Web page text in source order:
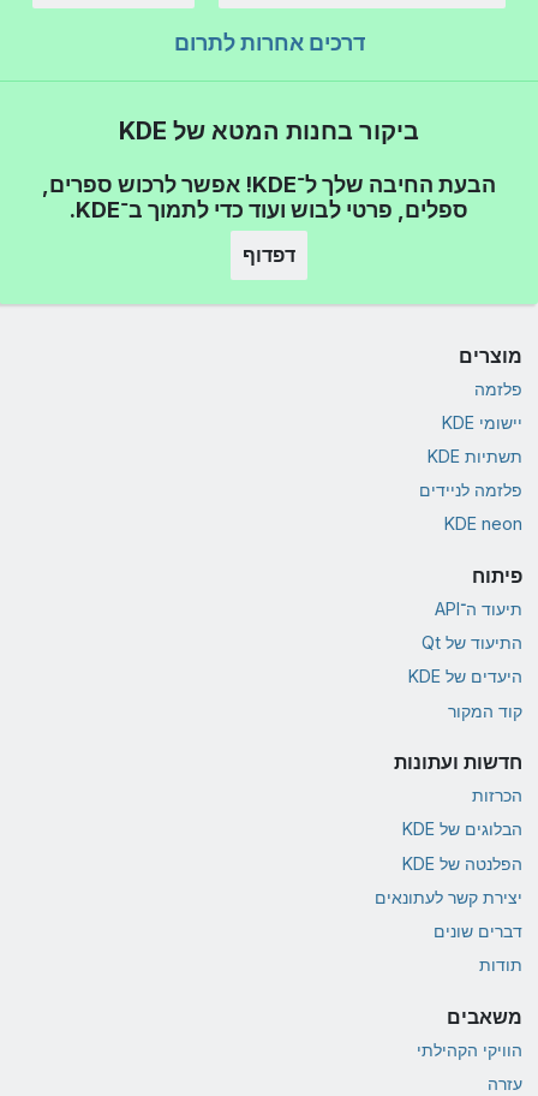
דרכים אחרות לתרום
ביקור בחנות המטא של KDE
הבעת החיבה שלך ל־KDE! אפשר לרכוש ספרים,
ספלים, פרטי לבוש ועוד כדי לתמוך ב־KDE.
דפדוף
מוצרים
פלזמה
יישומי KDE
תשתיות KDE
פלזמה לניידים
KDE neon
פיתוח
תיעוד ה־API
התיעוד של Qt
היעדים של KDE
קוד המקור
חדשות ועתונות
הכרזות
הבלוגים של KDE
הפלנטה של KDE
יצירת קשר לעתונאים
דברים שונים
תודות
משאבים
הוויקי הקהילתי
עזרה